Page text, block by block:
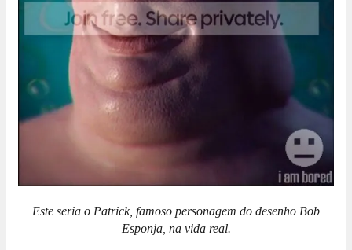
Este seria o Patrick, famoso personagem do desenho Bob
Esponja, na vida real.